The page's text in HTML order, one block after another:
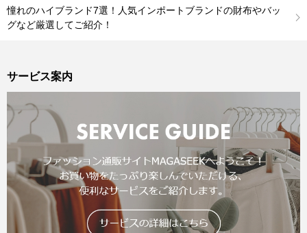
憧れのハイブランド7選！人気インポートブランドの財布やバッ
グなど厳選してご紹介！
サービス案内